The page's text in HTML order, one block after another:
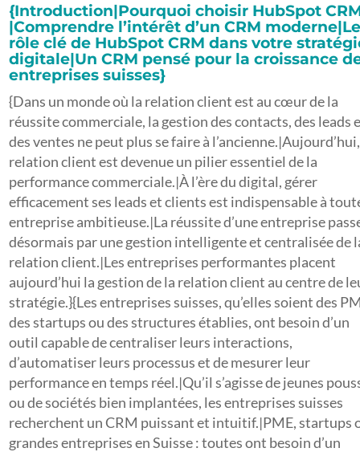
{Introduction|Pourquoi choisir HubSpot
|Comprendre l’intérêt d’un CRM
rôle clé de HubSpot CRM dans votre
digitale|Un CRM pensé pour la croissance
entreprises suisses}
{Dans un monde où la relation client est au cœur de la
réussite commerciale, la gestion des contacts, des leads
des ventes ne peut plus se faire à
relation client est devenue un pilier essentiel de la
performance commerciale.|À l’ère du digital, gérer
efficacement ses leads et clients est indispensable à
entreprise ambitieuse.|La réussite d’une entreprise
désormais par une gestion intelligente et centralisée de
relation client.|Les entreprises performantes placent
aujourd’hui la gestion de la relation client au centre de
stratégie.}{Les entreprises suisses, qu’elles soient des
des startups ou des structures établies, ont besoin d’un
outil capable de centraliser leurs interactions,
d’automatiser leurs processus et de mesurer leur
performance en temps réel.|Qu’il s’agisse de jeunes
ou de sociétés bien implantées, les entreprises suisses
recherchent un CRM puissant et intuitif.|PME, startups
grandes entreprises en Suisse : toutes ont besoin d’un